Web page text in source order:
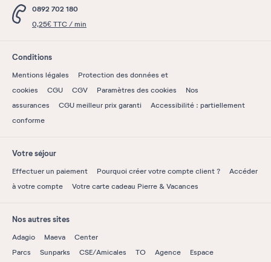
0892 702 180
0,25€ TTC / min
Conditions
Mentions légales
Protection des données et
cookies
CGU CGV Paramètres des cookies
Nos
assurances
CGU meilleur prix garanti
Accessibilité : partiellement
conforme
Votre séjour
Effectuer un paiement Pourquoi créer votre compte client ?
Accéder
à votre compte
Votre carte cadeau Pierre & Vacances
Nos autres sites
Adagio Maeva
Center
Parcs
Sunparks CSE/Amicales TO Agence
Espace